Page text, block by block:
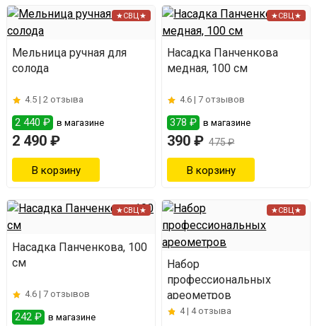
★СВЦ★
Мельница ручная для
солода
4.5 | 2 отзыва
2 440 ₽ в магазине
2 490 ₽
★СВЦ★
Насадка Панченкова
медная, 100 см
4.6 |7 отзывов
378 ₽ в магазине
390 ₽ 475 ₽
★СВЦ★
Насадка Панченкова, 100
см
4.6 | 7 отзывов
242 ₽ в магазине
★СВЦ★
Набор
профессиональных
ареометров
4 | 4 отзыва